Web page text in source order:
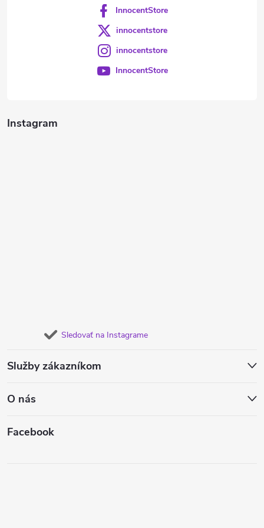
Instagram
Sledovať na Instagrame
Služby zákazníkom
O nás
Facebook
InnocentStore
innocentstore
innocentstore
InnocentStore